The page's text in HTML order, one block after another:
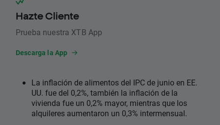
Hazte Cliente
Prueba nuestra XTB App
Descarga la App
La inflación de alimentos del IPC de junio en EE.
UU. fue del 0,2%, también la inflación de la
vivienda fue un 0,2% mayor, mientras que los
alquileres aumentaron un 0,3% intermensual.